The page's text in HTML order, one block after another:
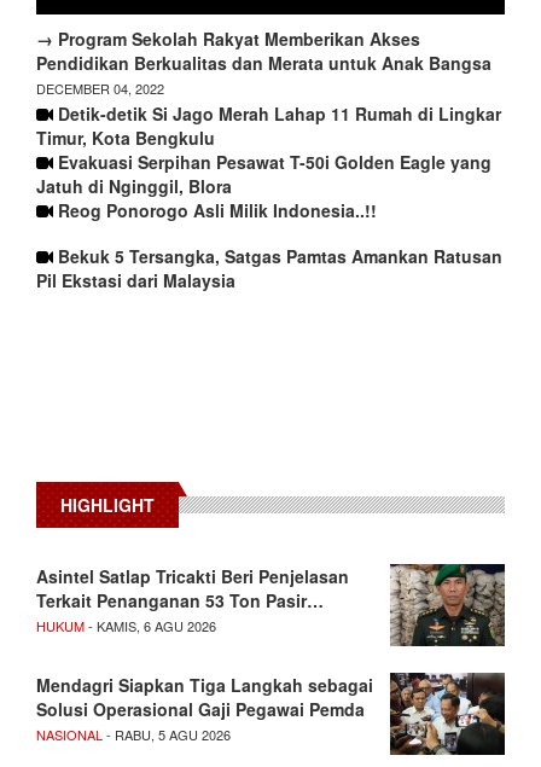
→ Program Sekolah Rakyat Memberikan Akses
Pendidikan Berkualitas dan Merata untuk Anak Bangsa
DECEMBER 04, 2022
Detik-detik Si Jago Merah Lahap 11 Rumah di Lingkar
Timur, Kota Bengkulu
Evakuasi Serpihan Pesawat T-50i Golden Eagle yang
Jatuh di Nginggil, Blora
Reog Ponorogo Asli Milik Indonesia..!!
Bekuk 5 Tersangka, Satgas Pamtas Amankan Ratusan
Pil Ekstasi dari Malaysia
HIGHLIGHT
Asintel Satlap Tricakti Beri Penjelasan
Terkait Penanganan 53 Ton Pasir…
HUKUM- KAMIS, 6 AGU 2026
Mendagri Siapkan Tiga Langkah sebagai
Solusi Operasional Gaji Pegawai Pemda
NASIONAL- RABU, 5 AGU 2026